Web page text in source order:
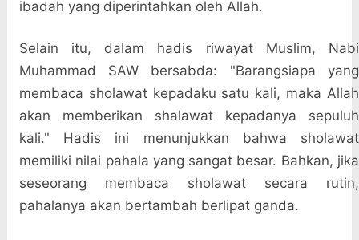
ibadah yang diperintahkan oleh Allah.
Selain itu, dalam hadis riwayat Muslim, Nabi
Muhammad SAW bersabda: "Barangsiapa yang
membaca sholawat kepadaku satu kali, maka Allah
akan memberikan shalawat kepadanya sepuluh
kali." Hadis ini menunjukkan bahwa sholawat
memiliki nilai pahala yang sangat besar. Bahkan, jika
seseorang membaca sholawat secara rutin,
pahalanya akan bertambah berlipat ganda.